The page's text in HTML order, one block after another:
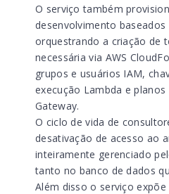
O serviço também
desenvolvimento baseados
orquestrando a criação de
necessária via AWS
grupos e usuários IAM,
execução Lambda e planos
Gateway.
O ciclo de vida de
desativação de acesso ao
inteiramente gerenciado
tanto no banco de dados
Além disso o serviço